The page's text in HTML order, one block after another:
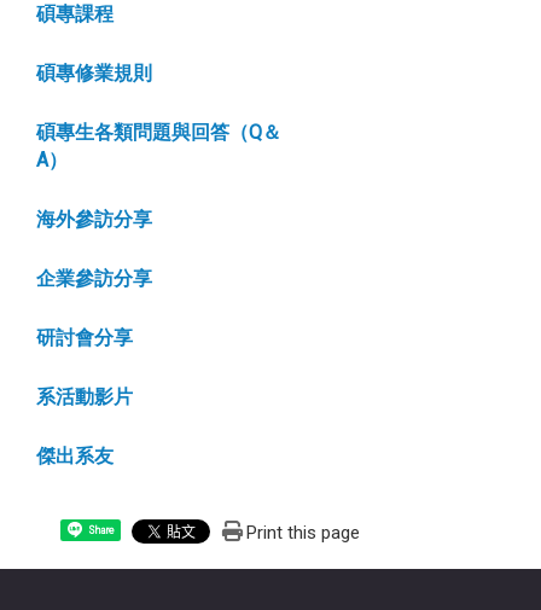
碩專課程
碩專修業規則
碩專生各類問題與回答（Q＆
A）
海外參訪分享
企業參訪分享
研討會分享
系活動影片
傑出系友
Share Print this page